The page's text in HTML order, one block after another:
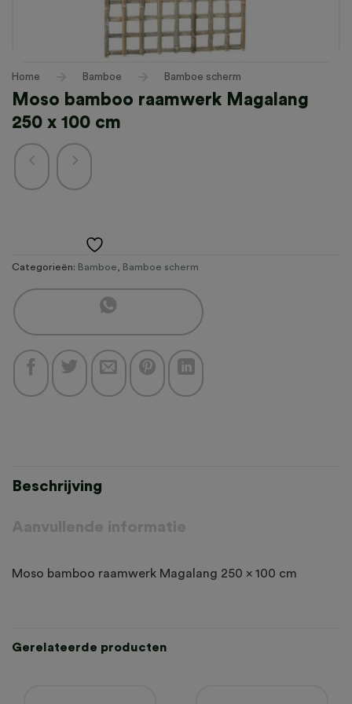
Home Bamboe Bamboe scherm
Moso bamboo raamwerk Magalang
250 x 100 cm
Categorieën: Bamboe Bamboe scherm
Beschrijving
Aanvullende informatie
Moso bamboo raamwerk Magalang 250 x 100 cm
Gerelateerde producten